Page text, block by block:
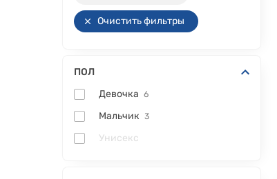
Очистить фильтры
ПОЛ
Девочка 6
Мальчик 3
Унисекс